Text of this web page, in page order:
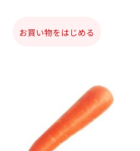
お買い物をはじめる